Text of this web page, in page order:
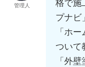
管理人
プナビ
「ホ
ついて
「外